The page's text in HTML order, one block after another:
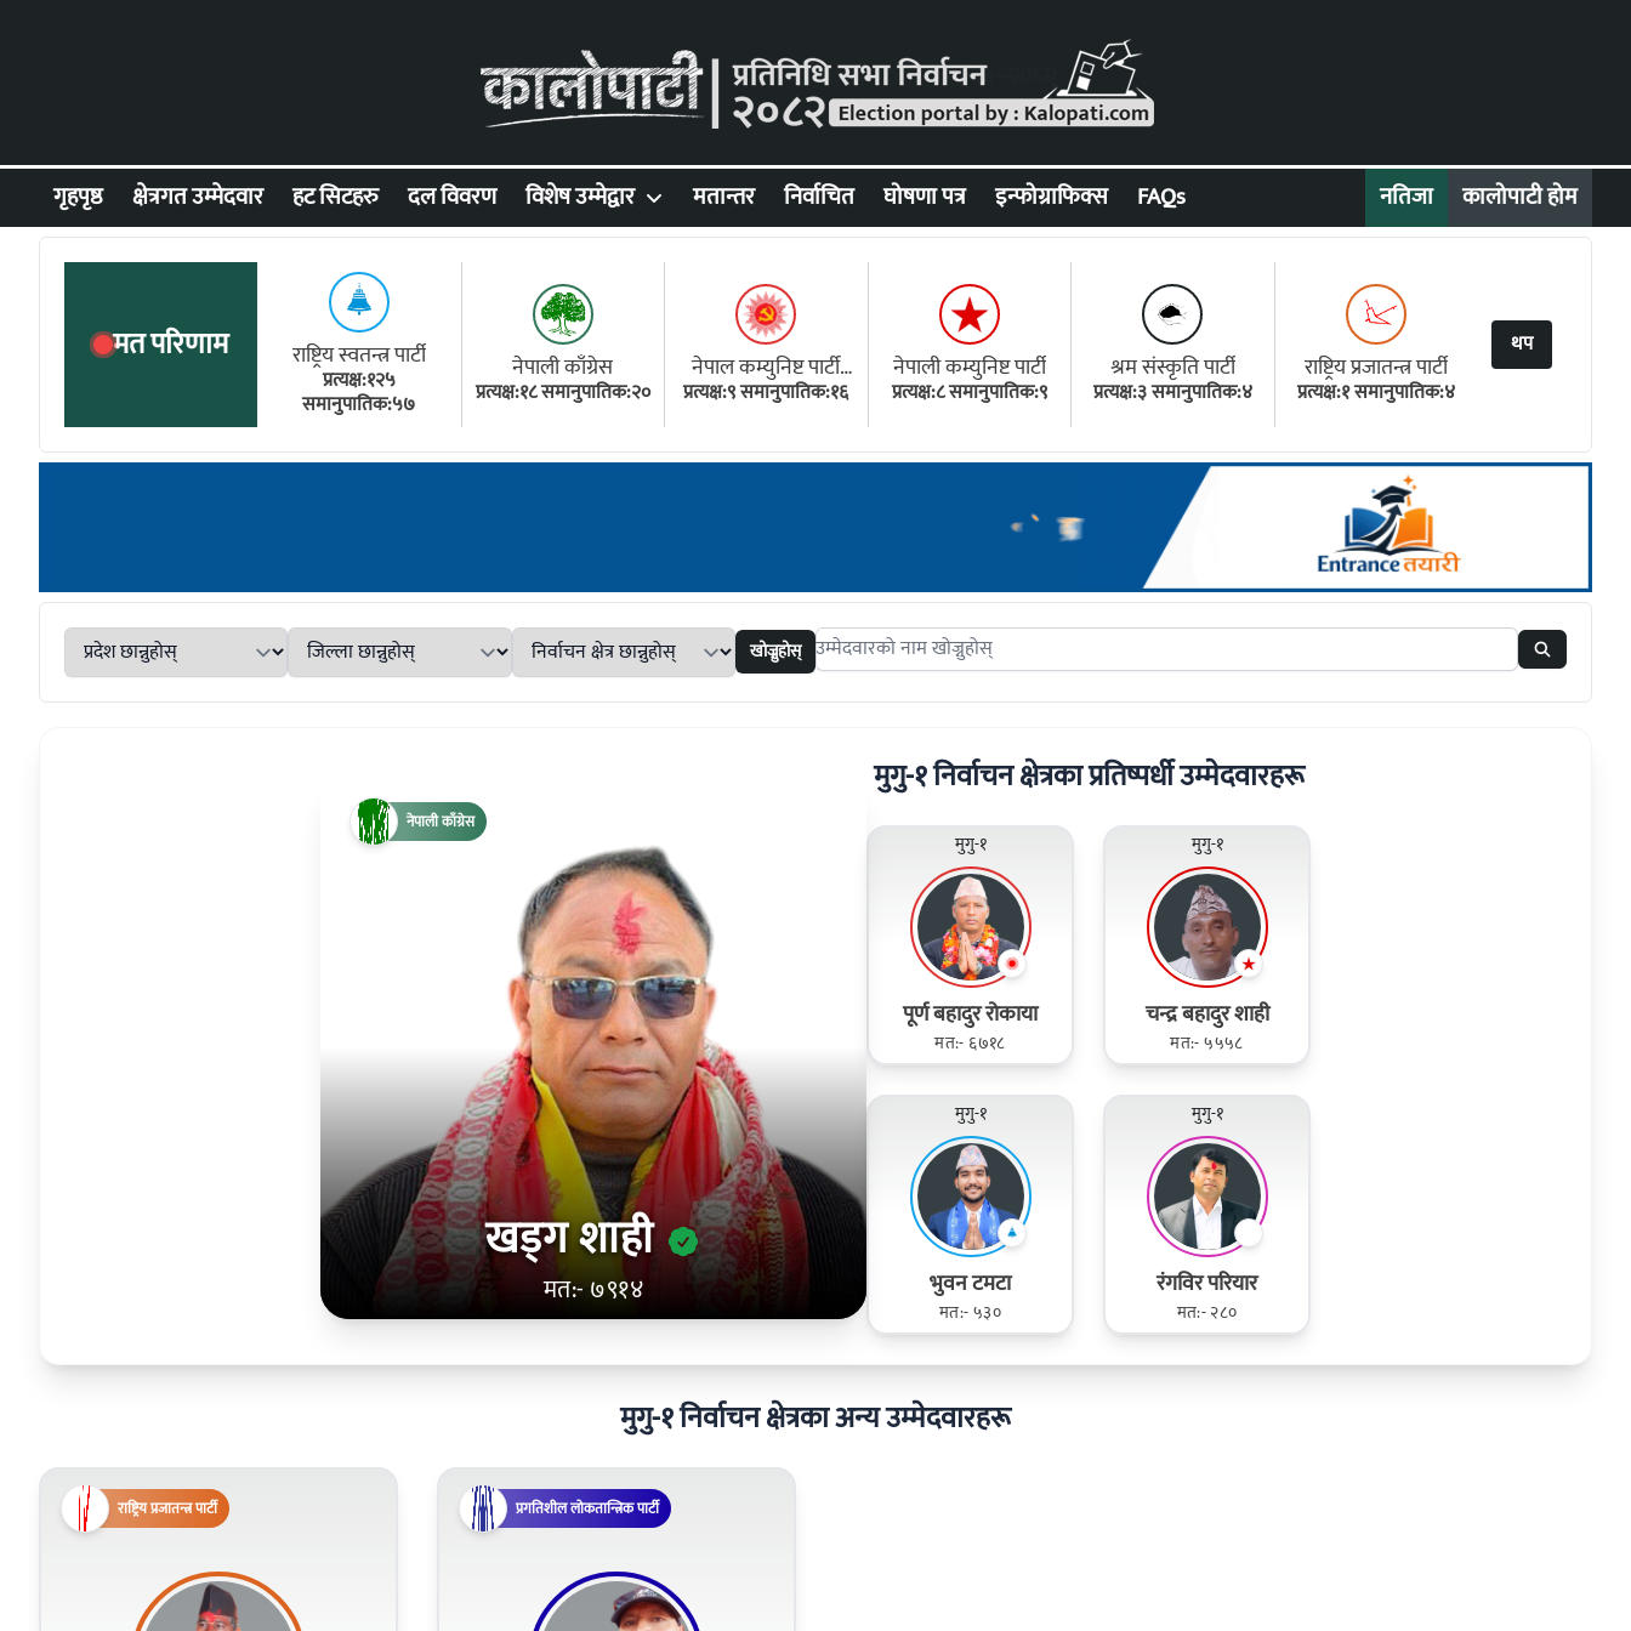
नतिजा कालोपाटी होम
गृहपृष्ठ क्षेत्रगत उम्मेदवार हट सिटहरु दल विवरण विशेष उम्मेद्वार मतान्तर निर्वाचित घोषणा पत्र इन्फोग्राफिक्स FAQs
मत परिणाम राष्ट्रिय स्वतन्त्र पार्टी
प्रत्यक्ष:१२५
समानुपातिक:५७
नेपाली काँग्रेस
प्रत्यक्ष:१८ समानुपातिक:२०
नेपाल कम्युनिष्ट पार्टी
(एमाले)
प्रत्यक्ष:९ समानुपातिक:१६
नेपाली कम्युनिष्ट पार्टी
प्रत्यक्ष:८ समानुपातिक:९
श्रम संस्कृति पार्टी
प्रत्यक्ष:३ समानुपातिक:४
राष्ट्रिय प्रजातन्त्र पार्टी
प्रत्यक्ष:१ समानुपातिक:४
थप
खोज्नुहोस् Search candidates
खड्ग शाही
मत:- ७९१४
नेपाली काँग्रेस
मुगु-१ निर्वाचन क्षेत्रका प्रतिष्पर्धी उम्मेदवारहरू
मुगु-१
पूर्ण बहादुर रोकाया
मत:- ६७१८
मुगु-१
चन्द्र बहादुर शाही
मत:- ५५५८
मुगु-१
भुवन टमटा
मत:- ५३०
मुगु-१
रंगविर परियार
मत:- २८०
मुगु-१ निर्वाचन क्षेत्रका अन्य उम्मेदवारहरू
राष्ट्रिय प्रजातन्त्र पार्टी प्रगतिशील लोकतान्त्रिक पार्टी